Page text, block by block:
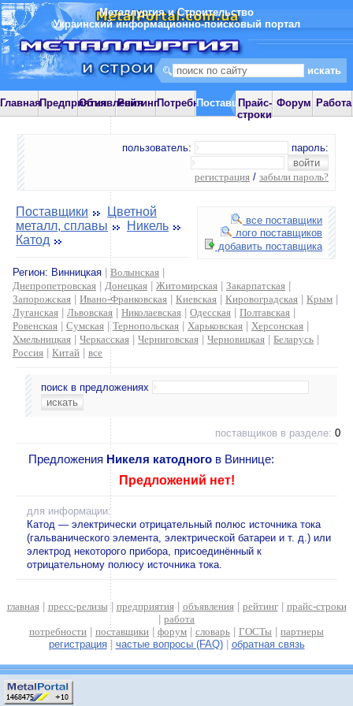
Металлургия и Строительство
Украинский информационно-поисковый портал
ГлавнаяПредприятияОбъявления
РейтингПотребностиПоставщики
Прайс-
строки
Форум Работа
пользователь: пароль:
регистрация / забыли пароль?
все поставщики
лого поставщиков
добавить поставщика
Поставщики
Цветной
металл, сплавы
Никель
Катод
Регион: Винницкая Волынская
Днепропетровская
Донецкая Житомирская Закарпатская
Запорожская
Ивано-Франковская Киевская Кировоградская Крым
Луганская
Львовская Николаевская Одесская Полтавская
Ровенская
Сумская |Тернопольская Харьковская Херсонская
Хмельницкая
Черкасская Черниговская Черновицкая Беларусь
Россия
Китай все
поиск в предложениях
поставщиков в разделе: 0
Предложения Никеля катодного в Виннице:
Предложений нет!
для информации:
Катод — электрически отрицательный полюс источника тока
(гальванического элемента, электрической батареи и т. д.) или
электрод некоторого прибора, присоединённый к
отрицательному полюсу источника тока.
главная| пресс-релизы | предприятия| объявления| рейтинг| прайс-строки
работа
потребности
поставщики форум словарь ГОСТы
партнеры
регистрация| частые вопросы (FAQ)| обратная связь